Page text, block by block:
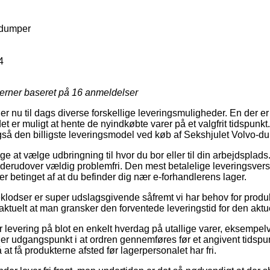
baseret på 16 anmeldelser
nu til dags diverse forskellige leveringsmuligheder. En der
er muligt at hente de nyindkøbte varer på et valgfrit
den billigste leveringsmodel ved køb af Sekshjulet Volvo-
at vælge udbringning til hvor du bor eller til din
vældig problemfri. Den mest betalelige
betinget af at du befinder dig nær e-forhandlerens lager.
er super udslagsgivende såfremt vi har behov for
at man gransker den forventede leveringstid for den
levering på blot en enkelt hverdag på utallige varer,
udgangspunkt i at ordren gennemføres før et angivent
få produkterne afsted før lagerpersonalet har fri.